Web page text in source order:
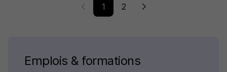
1 2
Emplois & formations